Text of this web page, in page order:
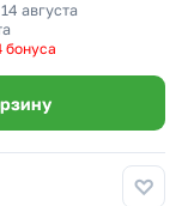
августа
бонуса